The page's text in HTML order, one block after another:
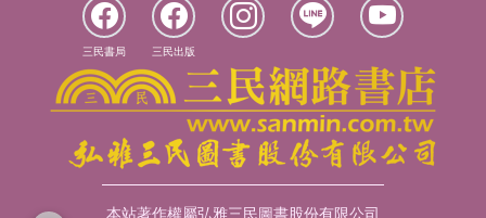
三民書局 三民出版
本站著作權屬弘雅三民圖書股份有限公司